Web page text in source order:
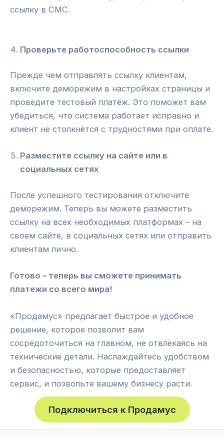
ссылку в СМС.
Проверьте работоспособность ссылки
Прежде чем отправлять ссылку клиентам,
включите деморежим в настройках страницы и
проведите тестовый платёж. Это поможет вам
убедиться, что система работает исправно и
клиент не столкнётся с трудностями при оплате.
Разместите ссылку на сайте или в
социальных сетях
После успешного тестирования отключите
деморежим. Теперь вы можете разместить
ссылку на всех необходимых платформах – на
своем сайте, в социальных сетях или отправить
клиентам лично.
Готово – теперь вы сможете принимать
платежи со всего мира!
«Продамус» предлагает быстрое и удобное
решение, которое позволит вам
сосредоточиться на главном, не отвлекаясь на
технические детали. Наслаждайтесь удобством
и безопасностью, которые предоставляет
сервис, и позвольте вашему бизнесу расти.
Подключиться к Продамус